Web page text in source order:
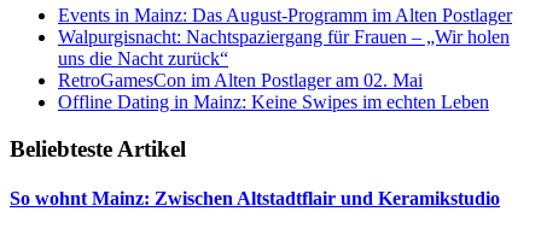
Events in Mainz: Das August-Programm im Alten Postlager
Walpurgisnacht: Nachtspaziergang für Frauen – „Wir holen
uns die Nacht zurück“
RetroGamesCon im Alten Postlager am 02. Mai
Offline Dating in Mainz: Keine Swipes im echten Leben
Beliebteste Artikel
So wohnt Mainz: Zwischen Altstadtflair und Keramikstudio